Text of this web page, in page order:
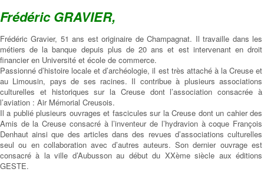
Frédéric GRAVIER,
Frédéric Gravier, 51 ans est originaire de Champagnat. Il travaille dans les
métiers de la banque depuis plus de 20 ans et est intervenant en droit
financier en Université et école de commerce.
Passionné d’histoire locale et d’archéologie, il est très attaché à la Creuse et
au Limousin, pays de ses racines. Il contribue à plusieurs associations
culturelles et historiques sur la Creuse dont l’association consacrée à
l’aviation : Air Mémorial Creusois.
Il a publié plusieurs ouvrages et fascicules sur la Creuse dont un cahier des
Amis de la Creuse consacré à l’inventeur de l’hydravion à coque François
Denhaut ainsi que des articles dans des revues d’associations culturelles
seul ou en collaboration avec d’autres auteurs. Son dernier ouvrage est
consacré à la ville d’Aubusson au début du XXème siècle aux éditions
GESTE.